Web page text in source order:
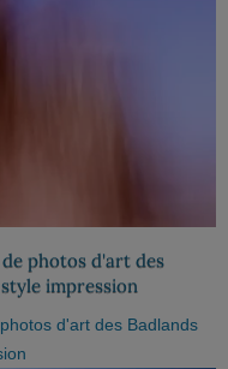
photos d'art des
impression
d'art des Badlands